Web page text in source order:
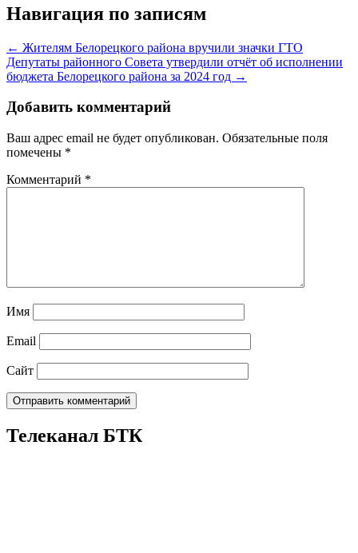
Навигация по записям
← Жителям Белорецкого района вручили значки ГТО
Депутаты районного Совета утвердили отчёт об исполнении
бюджета Белорецкого района за 2024 год →
Добавить комментарий
Ваш адрес email не будет опубликован. Обязательные поля
помечены *
Комментарий *
Имя
Email
Сайт
Телеканал БТК